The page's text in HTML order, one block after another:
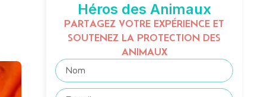
Héros des Animaux
PARTAGEZ VOTRE EXPÉRIENCE ET
SOUTENEZ LA PROTECTION DES
ANIMAUX